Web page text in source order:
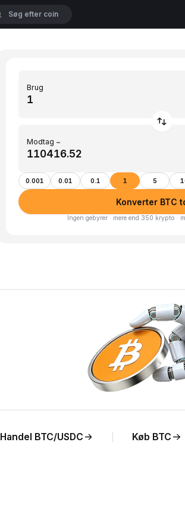
Brug
Modtag ~
0.001 0.01 0.1 1 5
Konverter BTC
Ingen gebyrer · mere end 350 krypto ·
Handel BTC/USDC Køb BTC